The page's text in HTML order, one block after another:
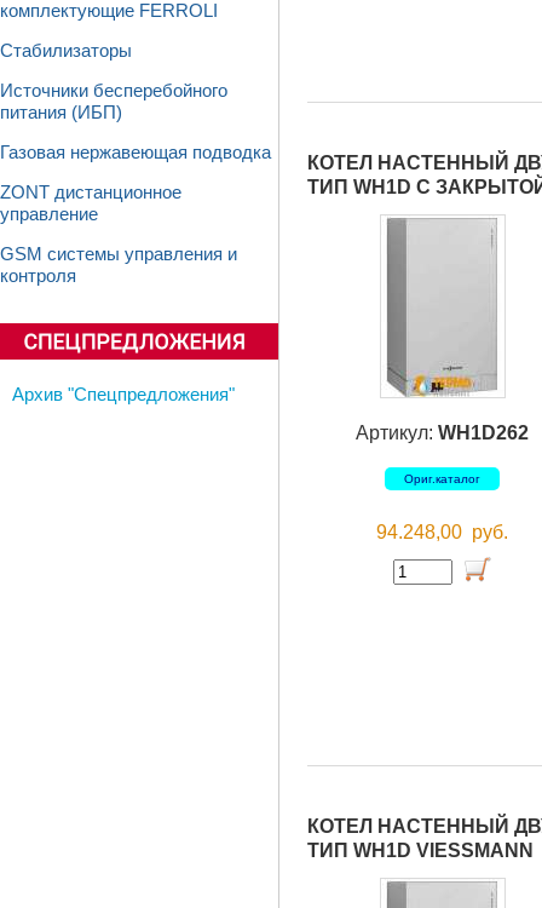
комплектующие FERROLI
Стабилизаторы
Источники бесперебойного
питания (ИБП)
Газовая нержавеющая подводка
ZONT дистанционное
управление
GSM системы управления и
контроля
Архив "Спецпредложения"
КОТЕЛ НАСТЕННЫЙ
ТИП WH1D С
Артикул: WH1D262
Ориг.каталог
94.248,00 руб.
КОТЕЛ НАСТЕННЫЙ
ТИП WH1D VIESSMANN